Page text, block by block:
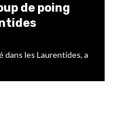
de poing
dans les Laurentides, a